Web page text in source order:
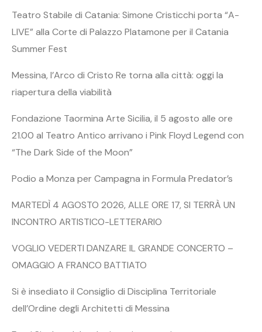
Teatro Stabile di Catania: Simone Cristicchi porta “A-
LIVE” alla Corte di Palazzo Platamone per il Catania
Summer Fest
Messina, l’Arco di Cristo Re torna alla città: oggi la
riapertura della viabilità
Fondazione Taormina Arte Sicilia, il 5 agosto alle ore
21.00 al Teatro Antico arrivano i Pink Floyd Legend con
“The Dark Side of the Moon”
Podio a Monza per Campagna in Formula Predator’s
MARTEDÌ 4 AGOSTO 2026, ALLE ORE 17, SI TERRÀ UN
INCONTRO ARTISTICO-LETTERARIO
VOGLIO VEDERTI DANZARE IL GRANDE CONCERTO –
OMAGGIO A FRANCO BATTIATO
Si è insediato il Consiglio di Disciplina Territoriale
dell’Ordine degli Architetti di Messina